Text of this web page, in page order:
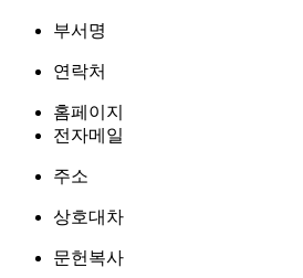
부서명
연락처
홈페이지
전자메일
주소
상호대차
문헌복사